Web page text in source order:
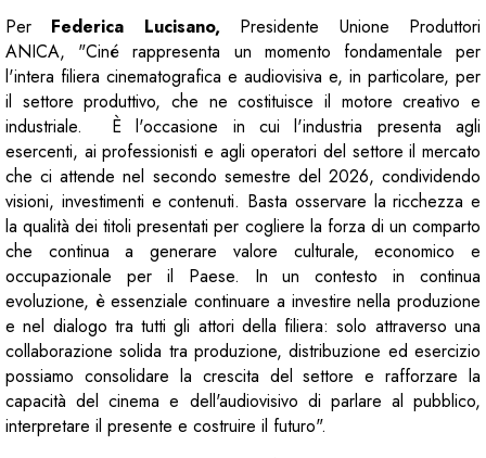
Per Federica Lucisano, Presidente Unione Produttori
ANICA, "Ciné rappresenta un momento fondamentale per
l'intera filiera cinematografica e audiovisiva e, in particolare, per
il settore produttivo, che ne costituisce il motore creativo e
industriale. È l'occasione in cui l'industria presenta agli
esercenti, ai professionisti e agli operatori del settore il mercato
che ci attende nel secondo semestre del 2026, condividendo
visioni, investimenti e contenuti. Basta osservare la ricchezza e
la qualità dei titoli presentati per cogliere la forza di un comparto
che continua a generare valore culturale, economico e
occupazionale per il Paese. In un contesto in continua
evoluzione, è essenziale continuare a investire nella produzione
e nel dialogo tra tutti gli attori della filiera: solo attraverso una
collaborazione solida tra produzione, distribuzione ed esercizio
possiamo consolidare la crescita del settore e rafforzare la
capacità del cinema e dell'audiovisivo di parlare al pubblico,
interpretare il presente e costruire il futuro".